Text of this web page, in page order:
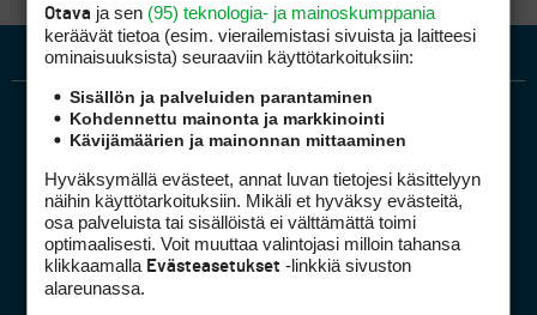
Golfpiste mediakortti
Otava ja sen (95) teknologia- ja mainoskumppania
keräävät tietoa (esim. vierailemis­tasi sivuista ja laitteesi
ominaisuuk­sista) seuraaviin käyttötarkoituksiin:
Sisällön ja palveluiden parantaminen
Kohdennettu mainonta ja markkinointi
Kävijämäärien ja mainonnan mittaaminen
Hyväksymällä evästeet, annat luvan tietojesi käsittelyyn
näihin käyttötarkoituksiin. Mikäli et hyväksy evästeitä,
osa palveluista tai sisällöistä ei välttämättä toimi
optimaalisesti. Voit muuttaa valintojasi milloin tahansa
klikkaamalla Evästeasetukset -linkkiä sivuston
alareunassa.